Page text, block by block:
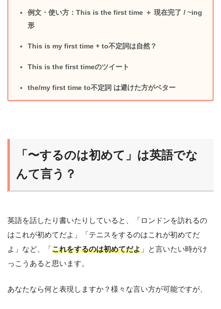
例文・使い方：This is the first time ＋ 現在完了 / ~ing
形
This is my first time + to不定詞は自然？
This is the first timeのツイート
the/my first time to不定詞 は避けた方がベター
「〜するのは初めて」は英語でな
んて言う？
英語を話したり書いたりしていると、「ロンドンを訪れるの
はこれが初めてだよ」「テニスをするのはこれが初めてだ
よ」など、「これをするのは初めてだよ 」と言いたい時がけ
っこうあると思います。
あなたなら何と表現しますか？様々な言い方が可能ですが、